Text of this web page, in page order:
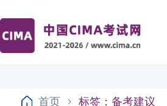
首页 标签：备考建议